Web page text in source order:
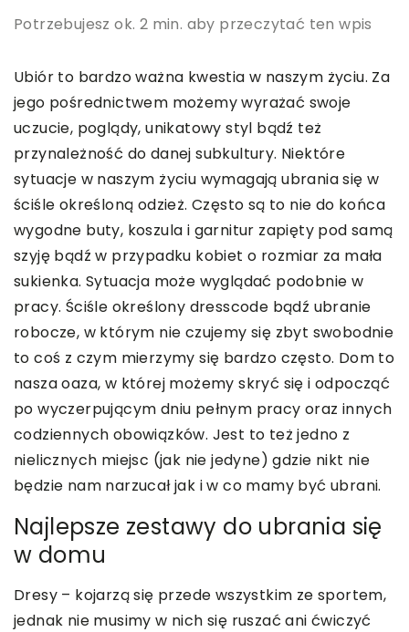
Potrzebujesz ok. 2 min. aby przeczytać ten wpis
Ubiór to bardzo ważna kwestia w naszym życiu. Za
jego pośrednictwem możemy wyrażać swoje
uczucie, poglądy, unikatowy styl bądź też
przynależność do danej subkultury. Niektóre
sytuacje w naszym życiu wymagają ubrania się w
ściśle określoną odzież. Często są to nie do końca
wygodne buty, koszula i garnitur zapięty pod samą
szyję bądź w przypadku kobiet o rozmiar za mała
sukienka. Sytuacja może wyglądać podobnie w
pracy. Ściśle określony dresscode bądź ubranie
robocze, w którym nie czujemy się zbyt swobodnie
to coś z czym mierzymy się bardzo często. Dom to
nasza oaza, w której możemy skryć się i odpocząć
po wyczerpującym dniu pełnym pracy oraz innych
codziennych obowiązków. Jest to też jedno z
nielicznych miejsc (jak nie jedyne) gdzie nikt nie
będzie nam narzucał jak i w co mamy być ubrani.
Najlepsze zestawy do ubrania się
w domu
Dresy – kojarzą się przede wszystkim ze sportem,
jednak nie musimy w nich się ruszać ani ćwiczyć